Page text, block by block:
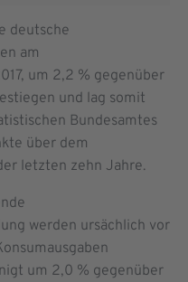
deutsche
am
um 2,2 % gegenüber
und lag somit
Bundesamtes
über dem
letzten zehn Jahre.
werden ursächlich vor
um 2,0 % gegenüber